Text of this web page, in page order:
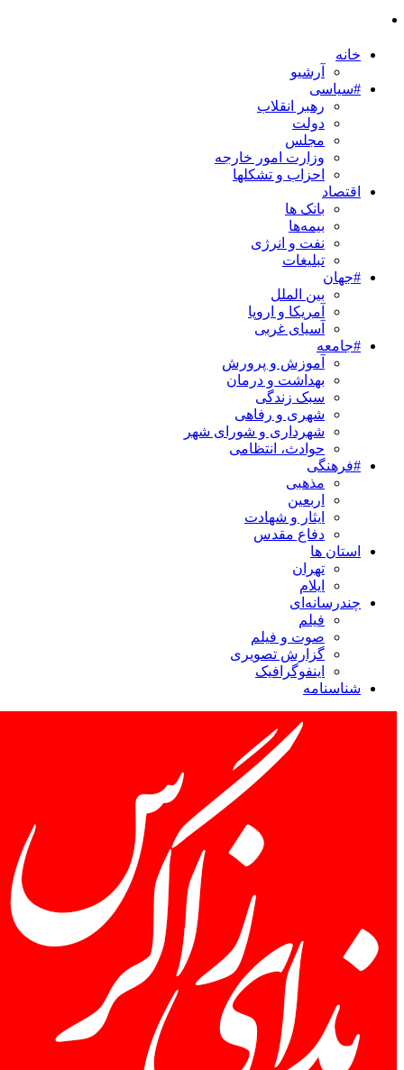
خانه
آرشیو
#سیاسی
رهبر انقلاب
دولت
مجلس
وزارت امور خارجه
احزاب و تشکلها
اقتصاد
بانک ها
بیمه‌ها
نفت و انرژی
تبلیغات
#جهان
بین الملل
آمریکا و اروپا
آسیای غربی
#جامعه
آموزش و پرورش
بهداشت و درمان
سبک زندگی
شهری و رفاهی
شهرداری و شورای شهر
حوادث، انتظامی
#فرهنگی
مذهبی
اربعین
ایثار و شهادت
دفاع مقدس
استان ها
تهران
ایلام
چندرسانه‌ای
فیلم
صوت و فیلم
گزارش تصویری
اینفوگرافیک
شناسنامه